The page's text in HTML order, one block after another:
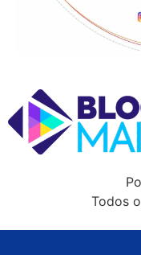
Todos